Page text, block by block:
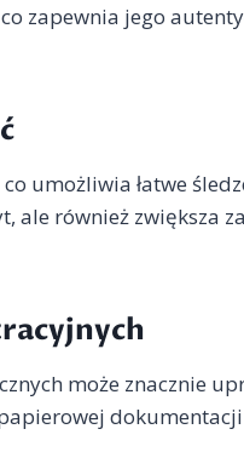
zapewnia jego
umożliwia łatwe
ale również zwiększa
może znacznie